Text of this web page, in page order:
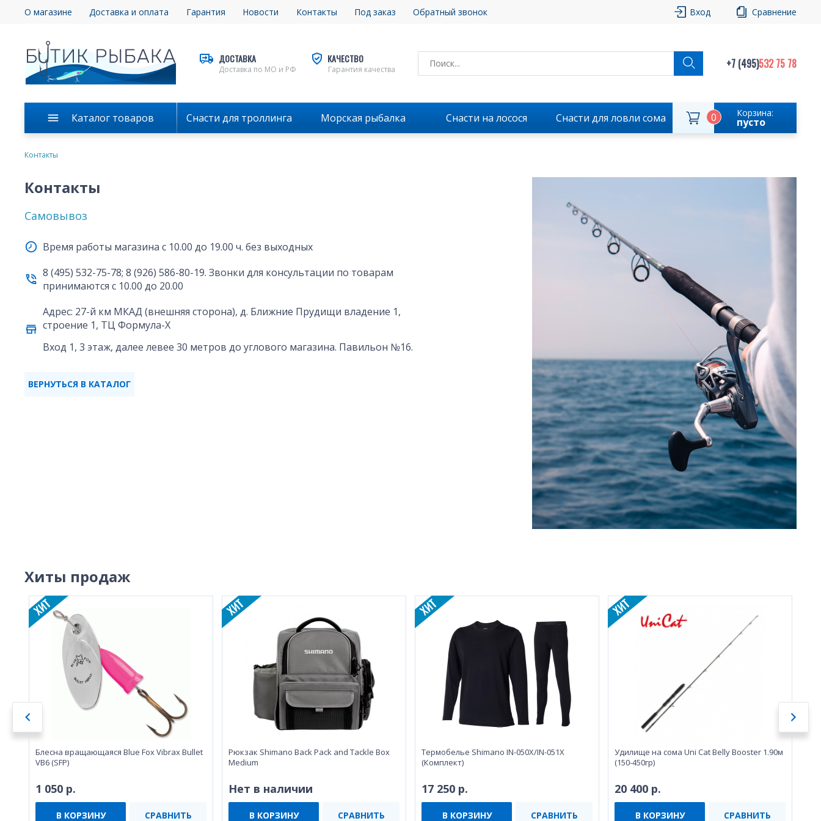
О магазине Доставка и оплата Гарантия Новости Контакты Под заказ Обратный звонок Вход Сравнение
ДОСТАВКА
Доставка по МО и РФ
КАЧЕСТВО
Гарантия качества +7 (495)532 75 78
Каталог товаров Снасти для троллинга Морская рыбалка Снасти на лосося Снасти для ловли сома Корзина:
пусто
0
Контакты
Контакты
Самовывоз
Время работы магазина с 10.00 до 19.00 ч. без выходных
8 (495) 532-75-78; 8 (926) 586-80-19. Звонки для консультации по товарам
принимаются с 10.00 до 20.00
Адрес: 27-й км МКАД (внешняя сторона), д. Ближние Прудищи владение 1,
строение 1, ТЦ Формула-X
Вход 1, 3 этаж, далее левее 30 метров до углового магазина. Павильон №16.
ВЕРНУТЬСЯ В КАТАЛОГ
Хиты продаж
Блесна вращающаяся Blue Fox Vibrax Bullet
VB6 (SFP)
1 050 р.
В КОРЗИНУ СРАВНИТЬ
Рюкзак Shimano Back Pack and Tackle Box
Medium
Нет в наличии
В КОРЗИНУ СРАВНИТЬ
Термобелье Shimano IN-050X/IN-051X
(Комплект)
17 250 р.
В КОРЗИНУ СРАВНИТЬ
Удилище на сома Uni Cat Belly Booster 1.90м
(150-450гр)
20 400 р.
В КОРЗИНУ СРАВНИТЬ